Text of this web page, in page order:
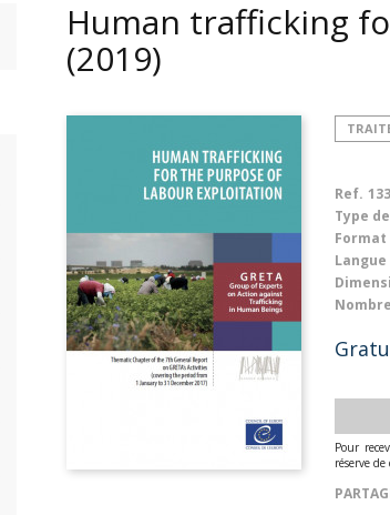
Human trafficking
(2019)
Ref.
Type
Format
Langue
Pour
réserve